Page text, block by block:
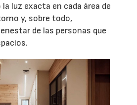
luz exacta en cada área de
y, sobre todo,
de las personas que